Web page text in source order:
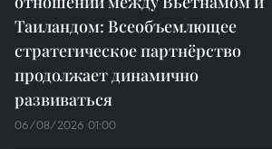
Таиландом: Всеобъемлющее
стратегическое партнёрство
продолжает динамично
развиваться
06/08/2026 01:00